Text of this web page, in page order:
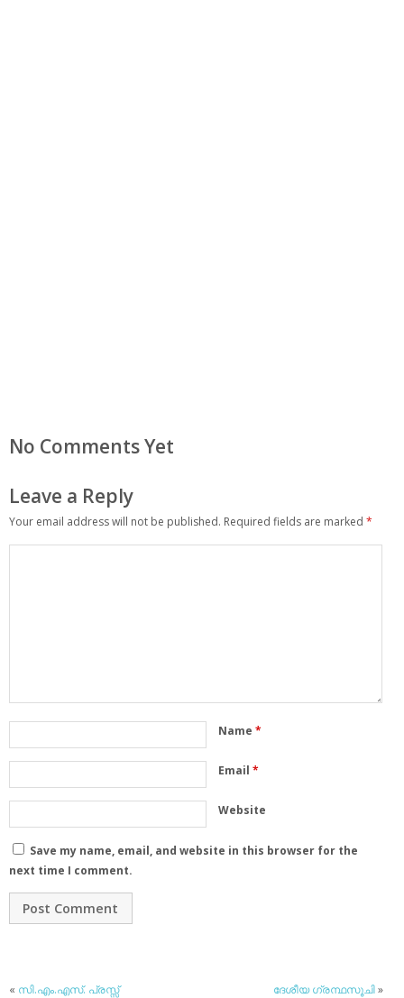
No Comments Yet
Leave a Reply
Your email address will not be published. Required fields are marked *
Name *
Email *
Website
Save my name, email, and website in this browser for the
next time I comment.
« സി.എം.എസ്. പ്രസ്സ് ദേശീയ ഗ്രന്ഥസൂചി»